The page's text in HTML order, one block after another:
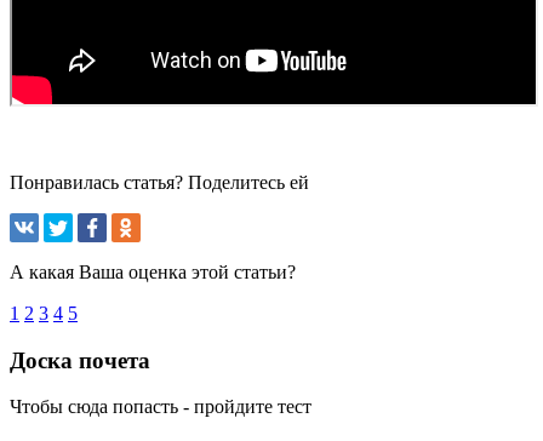
Понравилась статья? Поделитесь ей
А какая Ваша оценка этой статьи?
1 2 3 4 5
Доска почета
Чтобы сюда попасть - пройдите тест